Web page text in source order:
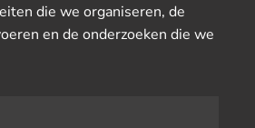
die we organiseren, de
en de onderzoeken die we